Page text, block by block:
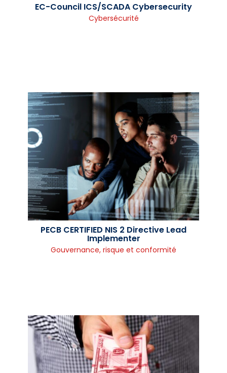
EC-Council ICS/SCADA Cybersecurity
Cybersécurité
PECB CERTIFIED NIS 2 Directive Lead
Implementer
Gouvernance, risque et conformité